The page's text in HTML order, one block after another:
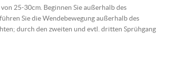
25-30cm. Beginnen Sie außerhalb des
Sie die Wendebewegung außerhalb des
durch den zweiten und evtl. dritten Sprühgang